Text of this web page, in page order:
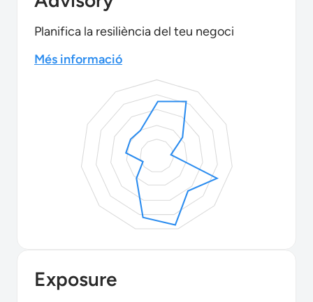
Planifica la resiliència del teu negoci
Més informació
Exposure